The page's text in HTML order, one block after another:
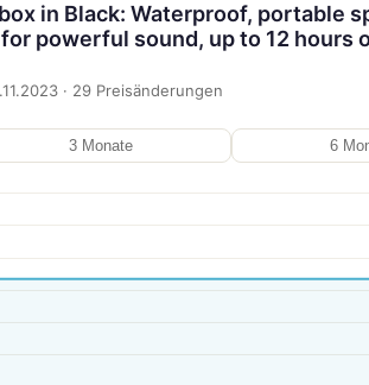
in Black: Waterproof, portable
powerful sound, up to 12 hours
· 29 Preisänderungen
3 Monate 6